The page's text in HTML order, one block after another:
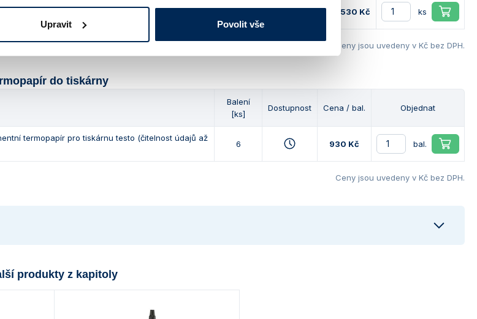
Upravit Povolit vše
tiskárna testo s rozhraním Bluetooth/IrDA, včetně dobíjecí baterie,
8 530 Kč ks
Ceny jsou uvedeny v Kč bez DPH.
do tiskárny
Balení
[ks]
Dostupnost Cena / bal. Objednat
termopapír pro tiskárnu testo (čitelnost údajů až
6 930 Kč bal.
Ceny jsou uvedeny v Kč bez DPH.
produkty z kapitoly